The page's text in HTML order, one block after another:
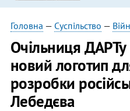
Головна — Суспільство —
Очільниця
новий логотип
розробки
Лебедєва